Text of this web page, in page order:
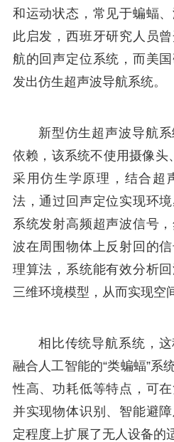
和运动状态，常见于蝙蝠
此启发，西班牙研究人员
航的回声定位系统，而美
发出仿生超声波导航系统。
新型仿生超声波导航
依赖，该系统不使用摄像头
采用仿生学原理，结合超
法，通过回声定位实现环
系统发射高频超声波信号
波在周围物体上反射回的
理算法，系统能有效分析
三维环境模型，从而实现空
相比传统导航系统，这
融合人工智能的“类蝙蝠”系
性高、功耗低等特点，可
并实现物体识别、智能避
定程度上扩展了无人设备的